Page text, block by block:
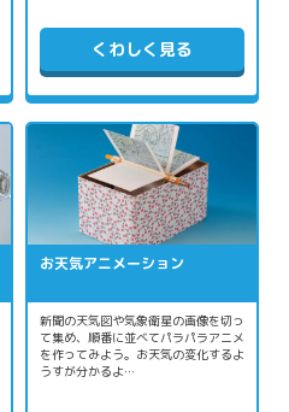
くわしく見る
お天気アニメーション
新聞の天気図や気象衛星の画像を切っ
て集め、順番に並べてパラパラアニメ
を作ってみよう。お天気の変化するよ
うすが分かるよ…